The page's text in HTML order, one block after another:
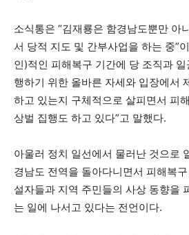
소식통은 “김재룡은 함경남도뿐만 아
서 당적 지도 및 간부사업을 하는 중”
인)적인 피해복구 기간에 당 조직과
행하기 위한 올바른 자세와 입장에서
하고 있는지 구체적으로 살피면서 피
상벌 집행도 하고 있다”고 말했다.
아울러 정치 일선에서 물러난 것으로
경남도 전역을 돌아다니면서 피해복
설자들과 지역 주민들의 사상 동향을
는 일에 나서고 있다는 전언이다.